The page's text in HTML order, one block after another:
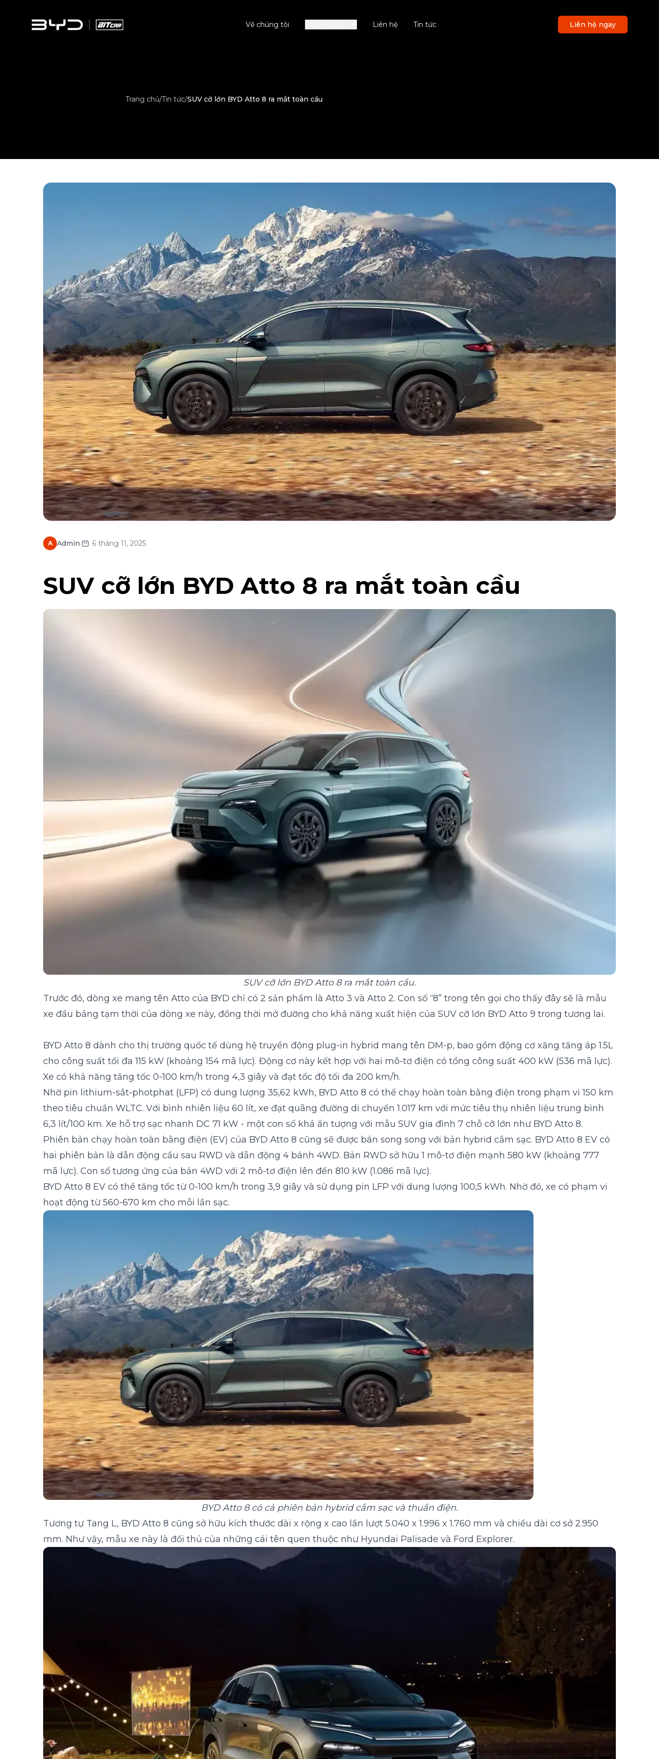
Về chúng tôi Liên hệ Tin tức Liên hệ ngay
Trang chủ/Tin tức/SUV cỡ lớn BYD Atto 8 ra mắt toàn cầu
A Admin· 6 tháng 11, 2025
SUV cỡ lớn BYD Atto 8 ra mắt toàn cầu
SUV cỡ lớn BYD Atto 8 ra mắt toàn cầu.
Trước đó, dòng xe mang tên Atto của BYD chỉ có 2 sản phẩm là Atto 3 và Atto 2. Con số “8” trong tên gọi cho thấy đây sẽ là mẫu
xe đầu bảng tạm thời của dòng xe này, đồng thời mở đường cho khả năng xuất hiện của SUV cỡ lớn BYD Atto 9 trong tương lai.
BYD Atto 8 dành cho thị trường quốc tế dùng hệ truyền động plug-in hybrid mang tên DM-p, bao gồm động cơ xăng tăng áp 1.5L
cho công suất tối đa 115 kW (khoảng 154 mã lực). Động cơ này kết hợp với hai mô-tơ điện có tổng công suất 400 kW (536 mã lực).
Xe có khả năng tăng tốc 0-100 km/h trong 4,3 giây và đạt tốc độ tối đa 200 km/h.
Nhờ pin lithium-sắt-photphat (LFP) có dung lượng 35,62 kWh, BYD Atto 8 có thể chạy hoàn toàn bằng điện trong phạm vi 150 km
theo tiêu chuẩn WLTC. Với bình nhiên liệu 60 lít, xe đạt quãng đường di chuyển 1.017 km với mức tiêu thụ nhiên liệu trung bình
6,3 lít/100 km. Xe hỗ trợ sạc nhanh DC 71 kW - một con số khá ấn tượng với mẫu SUV gia đình 7 chỗ cỡ lớn như BYD Atto 8.
Phiên bản chạy hoàn toàn bằng điện (EV) của BYD Atto 8 cũng sẽ được bán song song với bản hybrid cắm sạc. BYD Atto 8 EV có
hai phiên bản là dẫn động cầu sau RWD và dẫn động 4 bánh 4WD. Bản RWD sở hữu 1 mô-tơ điện mạnh 580 kW (khoảng 777
mã lực). Con số tương ứng của bản 4WD với 2 mô-tơ điện lên đến 810 kW (1.086 mã lực).
BYD Atto 8 EV có thể tăng tốc từ 0-100 km/h trong 3,9 giây và sử dụng pin LFP với dung lượng 100,5 kWh. Nhờ đó, xe có phạm vi
hoạt động từ 560-670 km cho mỗi lần sạc.
BYD Atto 8 có cả phiên bản hybrid cắm sạc và thuần điện.
Tương tự Tang L, BYD Atto 8 cũng sở hữu kích thước dài x rộng x cao lần lượt 5.040 x 1.996 x 1.760 mm và chiều dài cơ sở 2.950
mm. Như vậy, mẫu xe này là đối thủ của những cái tên quen thuộc như Hyundai Palisade và Ford Explorer.